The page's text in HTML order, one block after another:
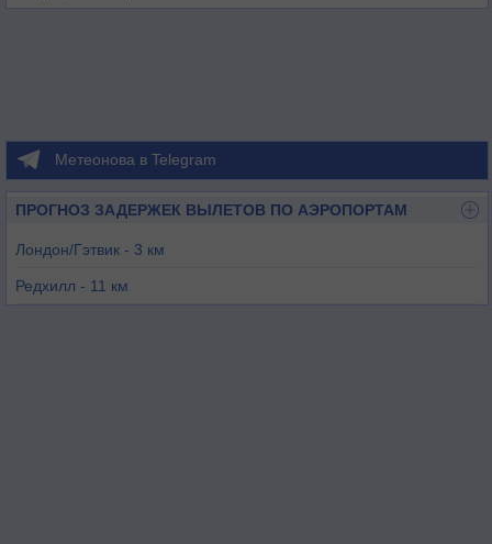
Метеонова в Telegram
ПРОГНОЗ ЗАДЕРЖЕК ВЫЛЕТОВ ПО АЭРОПОРТАМ
Лондон/Гэтвик - 3 км
Редхилл - 11 км